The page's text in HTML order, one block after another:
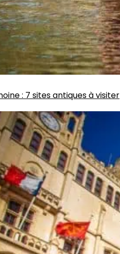
: 7 sites antiques à visiter